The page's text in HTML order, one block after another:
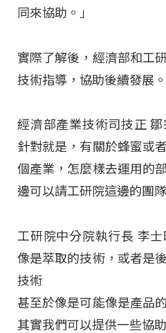
同來協助。」
實際了解後，經濟部和工
技術指導，協助後續發展。
經濟部產業技術司技正
針對就是，有關於蜂蜜或
個產業，怎麼樣去運用的
邊可以請工研院這邊的團隊
工研院中分院執行長 李
像是萃取的技術，或者是
技術
甚至於像是可能像是產品
其實我們可以提供一些協助